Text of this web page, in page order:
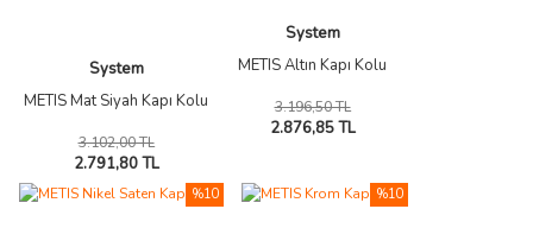
System
METIS Mat Siyah Kapı Kolu
3.102,00 TL
2.791,80 TL
System
METIS Altın Kapı Kolu
3.196,50 TL
2.876,85 TL
%10 %10